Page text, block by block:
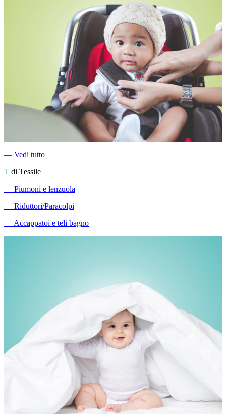
― Vedi tutto
T di Tessile
― Piumoni e lenzuola
― Riduttori/Paracolpi
―Accappatoi e teli bagno